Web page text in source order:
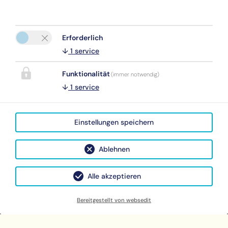
Bitte aktivieren Sie in den Cookie Einstellungen die
Option "Funktionalität" für die korrekte Map-Darstellung
Cookie Einstellungen
Instagram
IMPRESSUM DATENSCHUTZ
Erforderlich
↓ 1 service
Funktionalität(immer notwendig)
↓ 1 service
Ablehnen
Einstellungen speichern
Alle akzeptieren
Bereitgestellt von websedit